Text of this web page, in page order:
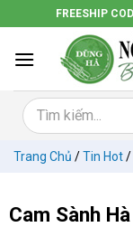
đến
dung
FREESHIP
Trang Chủ /Tin Hot/
Cam Sành